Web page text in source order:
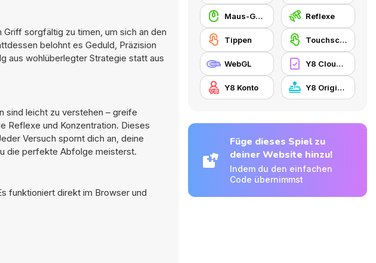
sorgfältig zu timen, um sich an den
belohnt es Geduld, Präzision
aus wohlüberlegter Strategie statt aus
sind leicht zu verstehen – greife
Reflexe und Konzentration. Dieses
Versuch spornt dich an, deine
die perfekte Abfolge meisterst.
funktioniert direkt im Browser und
Maus-Geschicklichkeit Reflexe
Tippen Touchscreen
WebGL Y8 Cloud Save
Y8 Konto Y8 Originals
Füge dieses Spiel zu
deiner Website hinzu!
Indem du den einfachen
Code übernimmst